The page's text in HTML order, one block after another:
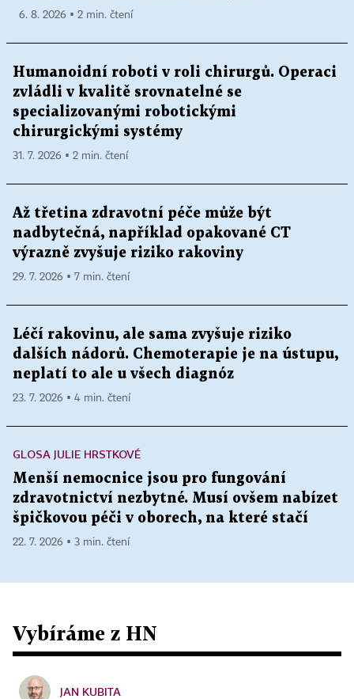
6. 8. 2026 ▪ 2 min. čtení
Humanoidní roboti v roli chirurgů. Operaci
zvládli v kvalitě srovnatelné se
specializovanými robotickými
chirurgickými systémy
31. 7. 2026 ▪ 2 min. čtení
Až třetina zdravotní péče může být
nadbytečná, například opakované CT
výrazně zvyšuje riziko rakoviny
29. 7. 2026 ▪ 7 min. čtení
Léčí rakovinu, ale sama zvyšuje riziko
dalších nádorů. Chemoterapie je na ústupu,
neplatí to ale u všech diagnóz
23. 7. 2026 ▪ 4 min. čtení
GLOSA JULIE HRSTKOVÉ
Menší nemocnice jsou pro fungování
zdravotnictví nezbytné. Musí ovšem nabízet
špičkovou péči v oborech, na které stačí
22. 7. 2026 ▪ 3 min. čtení
Vybíráme z HN
JAN KUBITA